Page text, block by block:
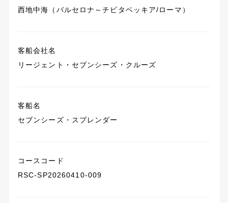
西地中海（バルセロナ～チビタベッキア/ローマ）
客船会社名
リージェント・セブンシーズ・クルーズ
客船名
セブンシーズ・スプレンダー
コースコード
RSC-SP20260410-009